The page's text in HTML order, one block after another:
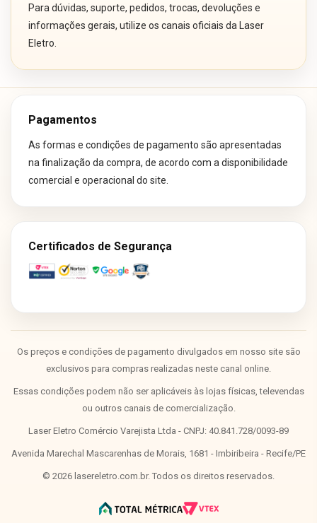
Para dúvidas, suporte, pedidos, trocas, devoluções e
informações gerais, utilize os canais oficiais da Laser
Eletro.
Pagamentos
As formas e condições de pagamento são apresentadas
na finalização da compra, de acordo com a disponibilidade
comercial e operacional do site.
Certificados de Segurança
Os preços e condições de pagamento divulgados em nosso site são
exclusivos para compras realizadas neste canal online.
Essas condições podem não ser aplicáveis às lojas físicas, televendas
ou outros canais de comercialização.
Laser Eletro Comércio Varejista Ltda - CNPJ: 40.841.728/0093-89
Avenida Marechal Mascarenhas de Morais, 1681 - Imbiribeira - Recife/PE
© 2026 lasereletro.com.br. Todos os direitos reservados.